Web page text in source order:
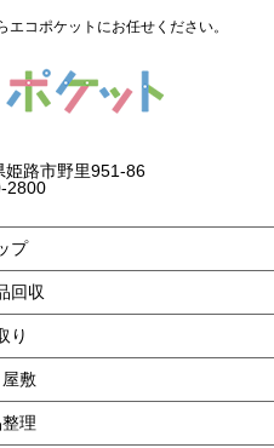
コポケットにお任せください。
姫路市野里951-86
2800
プ
回収
り
屋敷
理